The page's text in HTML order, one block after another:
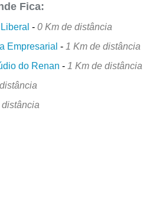
Fica:
-0 Km de distância
Empresarial - 1 Km de distância
do Renan - 1 Km de distância